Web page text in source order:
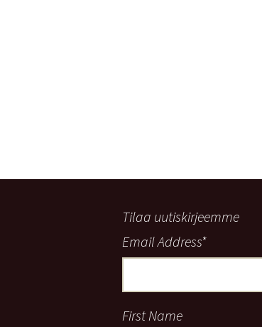
Tilaa uutiskirjeemme
Email Address*
First Name